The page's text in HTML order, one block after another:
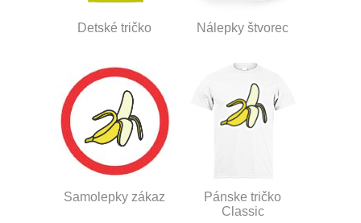
Detské tričko Nálepky štvorec
Samolepky zákaz
Pánske tričko
Classic